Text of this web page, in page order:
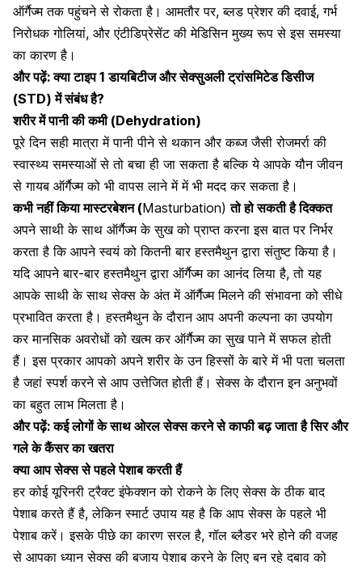
ऑर्गैज्म तक पहुंचने से रोकता है। आमतौर पर, ब्लड प्रेशर की दवाई, गर्भ
निरोधक गोलियां, और एंटीडिप्रेसेंट की मेडिसिन मुख्य रूप से इस समस्या
का कारण है।
और पढ़ें:क्या टाइप 1 डायबिटीज और सेक्सुअली ट्रांसमिटेड डिसीज
(STD) में संबंध है?
शरीर में पानी की कमी (Dehydration)
पूरे दिन सही मात्रा में पानी पीने से थकान औरकब्जजैसी रोजमर्रा की
स्वास्थ्य समस्याओं से तो बचा ही जा सकता है बल्कि ये आपके यौन जीवन
से गायब ऑर्गैज्म को भी वापस लाने में में भी मदद कर सकता है।
कभी नहीं किया मास्टरबेशन (Masturbation)तो हो सकती है दिक्कत
अपने साथी के साथ ऑर्गैज्म के सुख को प्राप्त करना इस बात पर निर्भर
करता है कि आपने स्वयं को कितनी बार हस्तमैथुन द्वारा संतुष्ट किया है।
यदि आपने बार-बार हस्तमैथुन द्वारा ऑर्गैज्म का आनंद लिया है, तो यह
आपके साथी के साथ सेक्स केअंत में ऑर्गैज्म मिलने की संभावना को सीधे
प्रभावित करता है। हस्तमैथुन के दौरान आप अपनी कल्पना का उपयोग
कर मानसिक अवरोधों को खत्म कर ऑर्गैज्म का सुख पाने में सफल होती
हैं। इस प्रकार आपको अपने शरीर के उन हिस्सों के बारे में भी पता चलता
है जहां स्पर्श करने से आप उत्तेजित होती हैं। सेक्स के दौरान इन अनुभवों
का बहुत लाभ मिलता है।
और पढ़ें:कई लोगों के साथ ओरल सेक्स करने से काफी बढ़ जाता है सिर और
गले के कैंसर का खतरा
क्या आप सेक्स से पहले पेशाब करती हैं
हर कोई यूरिनरी ट्रैक्ट इंफेक्शन को रोकने के लिए सेक्सके ठीक बाद
पेशाब करते हैं है, लेकिन स्मार्ट उपाय यह है कि आप सेक्स के पहले भी
पेशाब करें। इसके पीछे का कारण सरल है, गॉल ब्लैडर भरे होने की वजह
से आपका ध्यान सेक्स की बजाय पेशाब करने के लिए बन रहे दबाव को